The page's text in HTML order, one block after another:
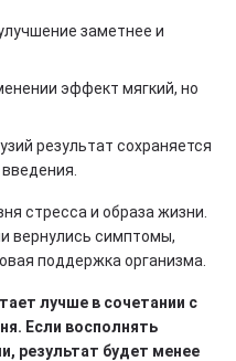
заметнее и
эффект мягкий, но
результат сохраняется
стресса и образа жизни.
вернулись симптомы,
поддержка организма.​
лучше в сочетании с
Если восполнять
результат будет менее